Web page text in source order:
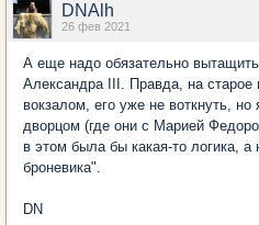
DNAlh
26 фев 2021
А еще надо обязательно
Александра III. Правда, на старое
вокзалом, его уже не воткнуть,
дворцом (где они с Марией
в этом была бы какая-то логика, а
броневика".
DN